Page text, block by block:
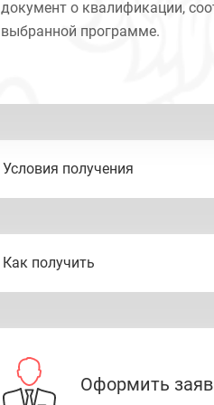
документ о квалификации,
выбранной программе.
Условия получения
Участниками
- граждане в возрасте
Как получить
Заявки на обучение
Оформить